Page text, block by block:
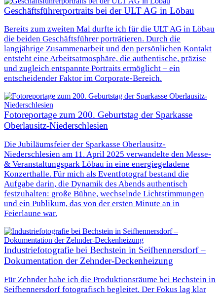
Geschäftsführerportraits bei der ULT AG in Löbau
Bereits zum zweiten Mal durfte ich für die ULT AG in Löbau
die beiden Geschäftsführer porträtieren. Durch die
langjährige Zusammenarbeit und den persönlichen Kontakt
entsteht eine Arbeitsatmosphäre, die authentische, präzise
und zugleich entspannte Portraits ermöglicht – ein
entscheidender Faktor im Corporate-Bereich.
Fotoreportage zum 200. Geburtstag der Sparkasse
Oberlausitz-Niederschlesien
Die Jubiläumsfeier der Sparkasse Oberlausitz-
Niederschlesien am 11. April 2025 verwandelte den Messe-
& Veranstaltungspark Löbau in eine energiegeladene
Konzerthalle. Für mich als Eventfotograf bestand die
Aufgabe darin, die Dynamik des Abends authentisch
festzuhalten: große Bühne, wechselnde Lichtstimmungen
und ein Publikum, das von der ersten Minute an in
Feierlaune war.
Industriefotografie bei Bechstein in Seifhennersdorf –
Dokumentation der Zehnder‑Deckenheizung
Für Zehnder habe ich die Produktionsräume bei Bechstein in
Seifhennersdorf fotografisch begleitet. Der Fokus lag klar